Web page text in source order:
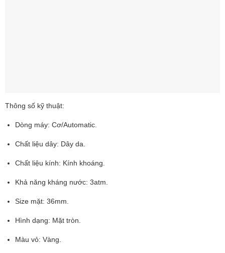
Thông số kỹ thuật:
Dòng máy: Cơ/Automatic.
Chất liệu dây: Dây da.
Chất liệu kính: Kính khoáng.
Khả năng kháng nước: 3atm.
Size mặt: 36mm.
Hình dạng: Mặt tròn.
Màu vỏ: Vàng.